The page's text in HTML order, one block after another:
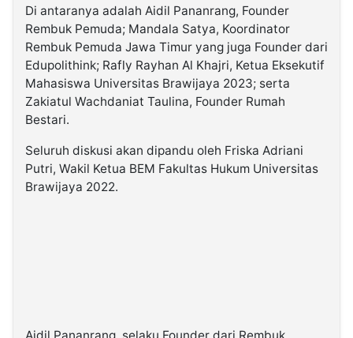
Di antaranya adalah Aidil Pananrang, Founder
Rembuk Pemuda; Mandala Satya, Koordinator
Rembuk Pemuda Jawa Timur yang juga Founder dari
Edupolithink; Rafly Rayhan Al Khajri, Ketua Eksekutif
Mahasiswa Universitas Brawijaya 2023; serta
Zakiatul Wachdaniat Taulina, Founder Rumah
Bestari.
Seluruh diskusi akan dipandu oleh Friska Adriani
Putri, Wakil Ketua BEM Fakultas Hukum Universitas
Brawijaya 2022.